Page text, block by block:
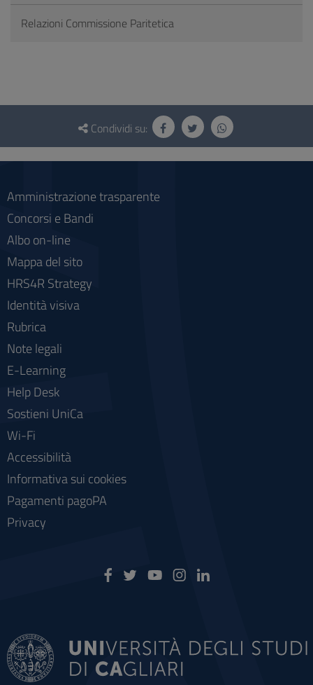
Relazioni Commissione Paritetica
Questionario
social
Condividi su:
Amministrazione trasparente
Concorsi e Bandi
Albo on-line
Mappa del sito
HRS4R Strategy
Identità visiva
Rubrica
Note legali
E-Learning
Help Desk
Sostieni UniCa
Wi-Fi
Accessibilità
Informativa sui cookies
Pagamenti pagoPA
Privacy